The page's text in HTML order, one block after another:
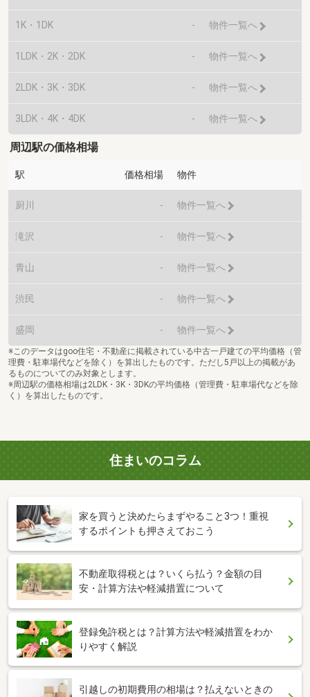
1K・1DK - 物件一覧へ
1LDK・2K・2DK - 物件一覧へ
2LDK・3K・3DK - 物件一覧へ
3LDK・4K・4DK - 物件一覧へ
周辺駅の価格相場
駅 価格相場 物件
厨川 - 物件一覧へ
滝沢 - 物件一覧へ
青山 - 物件一覧へ
渋民 - 物件一覧へ
盛岡 - 物件一覧へ
※このデータはgoo住宅・不動産に掲載されている中古一戸建ての平均価格（管
理費・駐車場代などを除く）を算出したものです。ただし5戸以上の掲載があ
るものについてのみ対象とします。
※周辺駅の価格相場は2LDK・3K・3DKの平均価格（管理費・駐車場代などを除
く）を算出したものです。
住まいのコラム
家を買うと決めたらまずやること3つ！重視
するポイントも押さえておこう
不動産取得税とは？いくら払う？金額の目
安・計算方法や軽減措置について
登録免許税とは？計算方法や軽減措置をわか
りやすく解説
引越しの初期費用の相場は？払えないときの